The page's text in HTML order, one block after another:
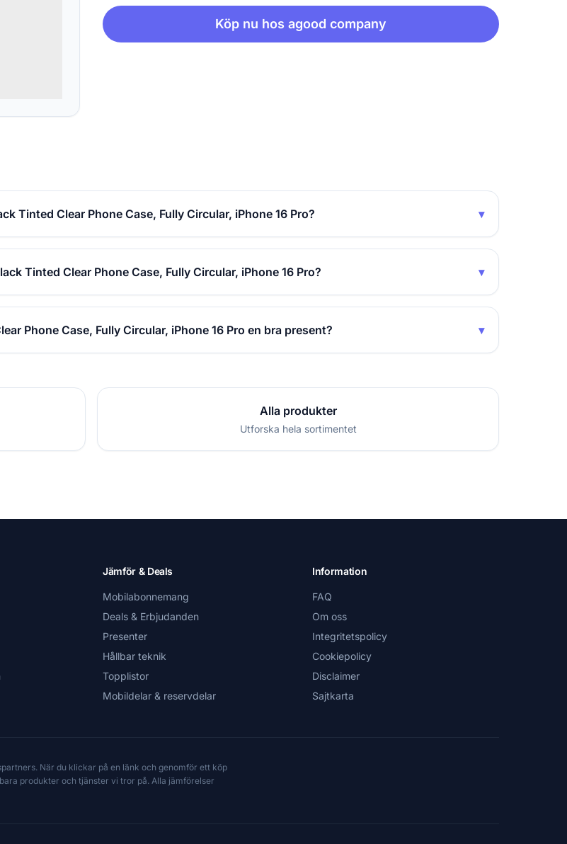
Köp nu hos agood company
Tinted Clear Phone Case, Fully Circular, iPhone 16 Pro? ▾
Tinted Clear Phone Case, Fully Circular, iPhone 16 Pro? ▾
Phone Case, Fully Circular, iPhone 16 Pro en bra present? ▾
Alla produkter
Utforska hela sortimentet
Jämför & Deals
Mobilabonnemang
Deals & Erbjudanden
Presenter
Hållbar teknik
Topplistor
Mobildelar & reservdelar
Information
FAQ
Om oss
Integritetspolicy
Cookiepolicy
Disclaimer
Sajtkarta
När du klickar på en länk och genomför ett köp
produkter och tjänster vi tror på. Alla jämförelser